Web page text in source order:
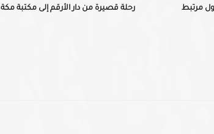
رحلة قصيرة من دار الأرقم إلى مكتبة مكة
مرتبط